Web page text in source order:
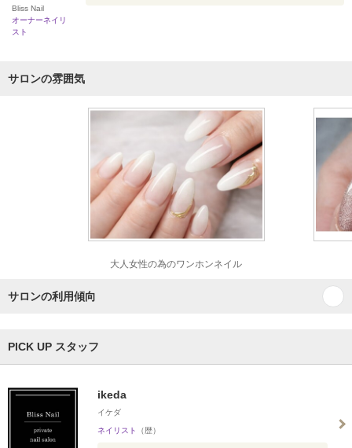
Bliss Nail
オーナーネイリ
スト
サロンの雰囲気
大人女性の為のワンホンネイル
サロンの利用傾向
PICK UP スタッフ
ikeda
イケダ
ネイリスト （歴）